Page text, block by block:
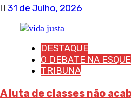
31 de Julho, 2026
DESTAQUE
O DEBATE NA
TRIBUNA
A luta de classes não